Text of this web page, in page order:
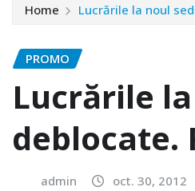
Home Lucrările la noul
PROMO
Lucrările
deblocate.
admin oct. 30, 2012